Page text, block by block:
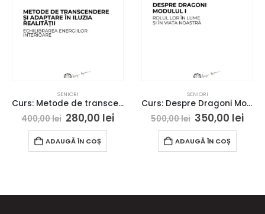
SENIORI
Curs: Metode de transcedere si adaptare in iluzia dualitatii – Galati – acces online (Seniori)
400,00lei 280,00 lei
ADAUGĂ ÎN COȘ
SENIORI
Curs: Despre Dragoni Modulul I- Craiova – acces online (Seniori)
500,00lei 350,00 lei
ADAUGĂ ÎN COȘ